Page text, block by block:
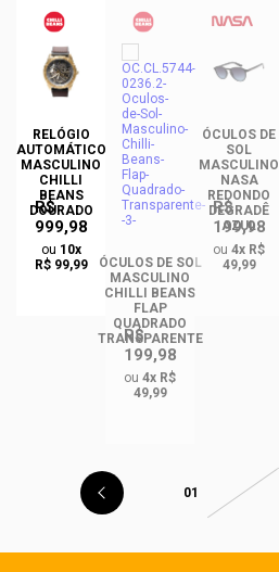
RELÓGIO
AUTOMÁTICO
MASCULINO
CHILLI
BEANS
DOURADO
R$
999,98
ou 10x
R$ 99,99
ÓCULOS DE SOL
MASCULINO
CHILLI BEANS
FLAP
QUADRADO
TRANSPARENTE
R$
199,98
ou 4x R$
49,99
ÓCULOS DE
SOL
MASCULINO
NASA
REDONDO
DEGRADÊ
AZUL
R$
199,98
ou 4x R$
49,99
01